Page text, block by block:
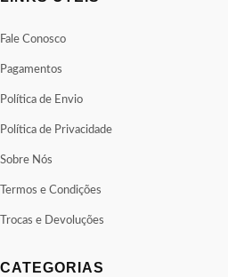
Fale Conosco
Pagamentos
Política de Envio
Política de Privacidade
Sobre Nós
Termos e Condições
Trocas e Devoluções
CATEGORIAS